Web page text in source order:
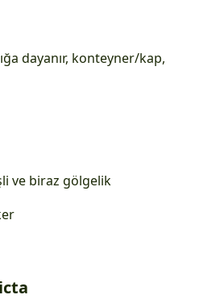
dayanır, konteyner/kap,
ve biraz gölgelik